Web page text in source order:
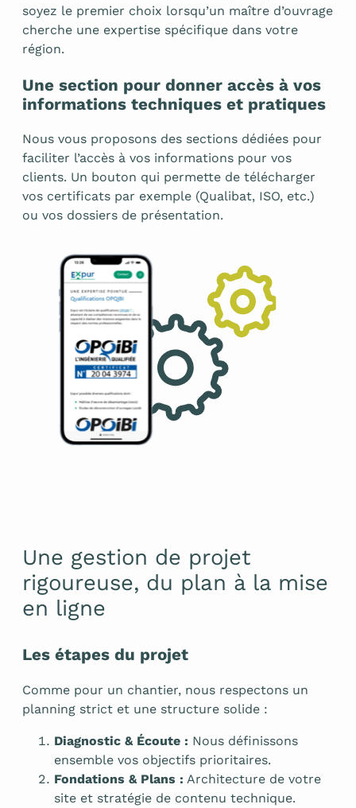
soyez le premier choix lorsqu’un maître d’ouvrage
cherche une expertise spécifique dans votre
région.
Une section pour donner accès à vos
informations techniques et pratiques
Nous vous proposons des sections dédiées pour
faciliter l’accès à vos informations pour vos
clients. Un bouton qui permette de télécharger
vos certificats par exemple (Qualibat, ISO, etc.)
ou vos dossiers de présentation.
Une gestion de projet
rigoureuse, du plan à la mise
en ligne
Les étapes du projet
Comme pour un chantier, nous respectons un
planning strict et une structure solide :
Diagnostic & Écoute : Nous définissons
ensemble vos objectifs prioritaires.
Fondations & Plans : Architecture de votre
site et stratégie de contenu technique.